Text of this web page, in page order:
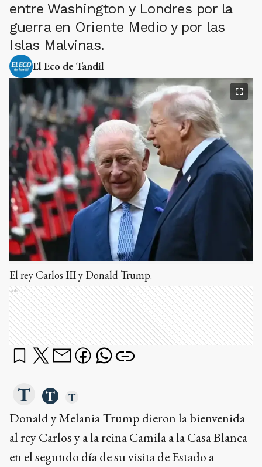
entre Washington y Londres por la
guerra en Oriente Medio y por las
Islas Malvinas.
El Eco de Tandil
El rey Carlos III y Donald Trump.
Ads
Donald y Melania Trump dieron la bienvenida
al rey Carlos y a la reina Camila a la Casa Blanca
en el segundo día de su visita de Estado a